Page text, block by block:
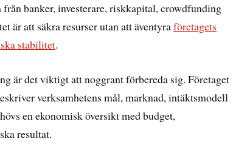
banker, investerare, riskkapital, crowdfunding
är att säkra resurser utan att äventyraföretagets
stabilitet.
är det viktigt att noggrant förbereda sig. Företaget
verksamhetens mål, marknad, intäktsmodell
en ekonomisk översikt med budget,
resultat.